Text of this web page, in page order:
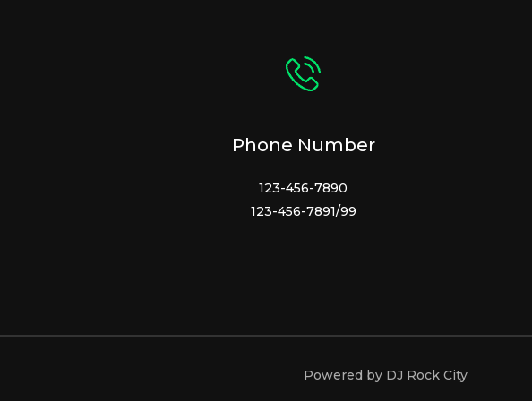
Phone Number
123-456-7890
123-456-7891/99
Powered by DJ Rock City